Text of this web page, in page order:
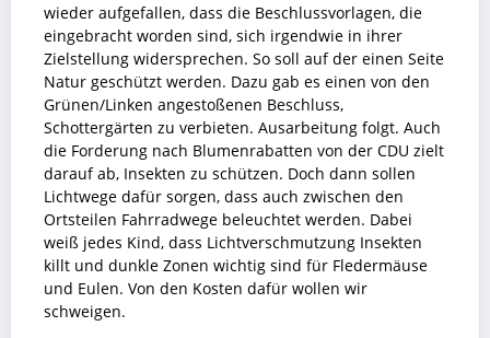
wieder aufgefallen, dass die Beschlussvorlagen, die
eingebracht worden sind, sich irgendwie in ihrer
Zielstellung widersprechen. So soll auf der einen Seite
Natur geschützt werden. Dazu gab es einen von den
Grünen/Linken angestoßenen Beschluss,
Schottergärten zu verbieten. Ausarbeitung folgt. Auch
die Forderung nach Blumenrabatten von der CDU zielt
darauf ab, Insekten zu schützen. Doch dann sollen
Lichtwege dafür sorgen, dass auch zwischen den
Ortsteilen Fahrradwege beleuchtet werden. Dabei
weiß jedes Kind, dass Lichtverschmutzung Insekten
killt und dunkle Zonen wichtig sind für Fledermäuse
und Eulen. Von den Kosten dafür wollen wir
schweigen.